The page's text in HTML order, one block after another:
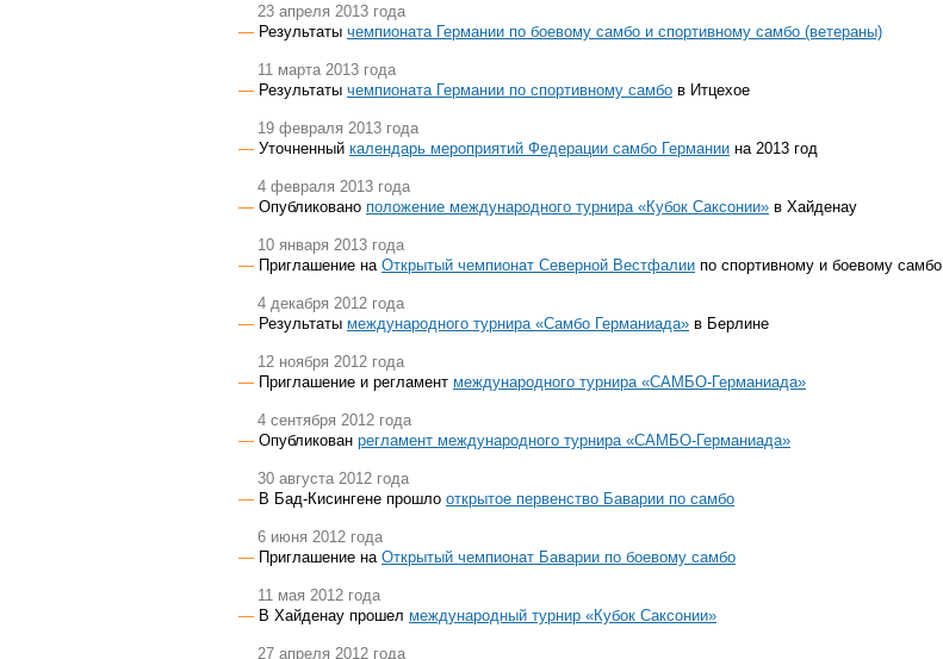
23 апреля 2013 года
Результаты чемпионата Германии по боевому самбо и спортивному самбо (ветераны)
11 марта 2013 года
Результаты чемпионата Германии по спортивному самбо в Итцехое
19 февраля 2013 года
Уточненный календарь мероприятий Федерации самбо Германии на 2013 год
4 февраля 2013 года
Опубликовано положение международного турнира «Кубок Саксонии» в Хайденау
10 января 2013 года
Приглашение на Открытый чемпионат Северной Вестфалии по спортивному и боевому самбо
4 декабря 2012 года
Результаты международного турнира «Самбо Германиада» в Берлине
12 ноября 2012 года
Приглашение и регламент международного турнира «САМБО-Германиада»
4 сентября 2012 года
Опубликован регламент международного турнира «САМБО-Германиада»
30 августа 2012 года
В Бад-Кисингене прошло открытое первенство Баварии по самбо
6 июня 2012 года
Приглашение на Открытый чемпионат Баварии по боевому самбо
11 мая 2012 года
В Хайденау прошел международный турнир «Кубок Саксонии»
27 апреля 2012 года